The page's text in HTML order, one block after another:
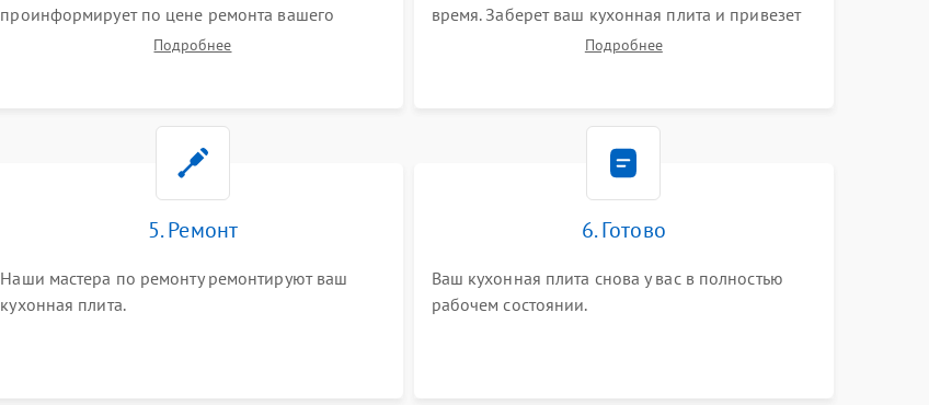
проинформирует по цене ремонта вашего
кухонной плиты а также ответит на все ваши
Подробнее
время. Заберет ваш кухонная плита и привезет
на склад для диагностики.
Подробнее
5. Ремонт
Наши мастера по ремонту ремонтируют ваш
кухонная плита.
6. Готово
Ваш кухонная плита снова у вас в полностью
рабочем состоянии.